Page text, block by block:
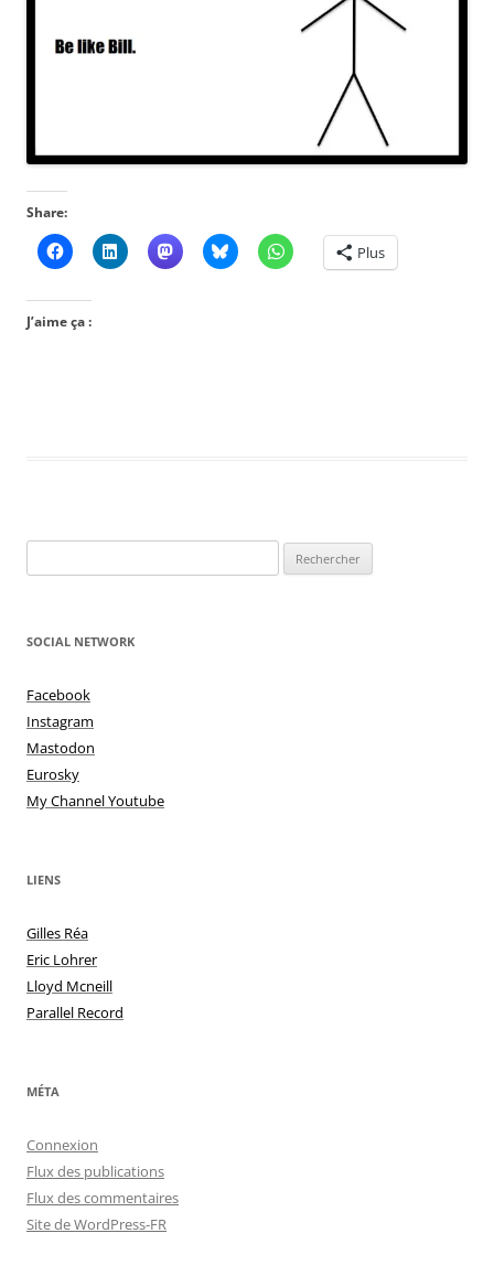
Share:
Plus
J’aime ça :
SOCIAL NETWORK
Facebook
Instagram
Mastodon
Eurosky
My Channel Youtube
LIENS
Gilles Réa
Eric Lohrer
Lloyd Mcneill
Parallel Record
MÉTA
Connexion
Flux des publications
Flux des commentaires
Site de WordPress-FR